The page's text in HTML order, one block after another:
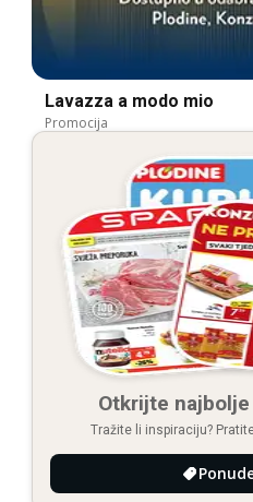
Lavazza a modo mio
Promocija
Otkrijte
Tražite li inspiraciju?